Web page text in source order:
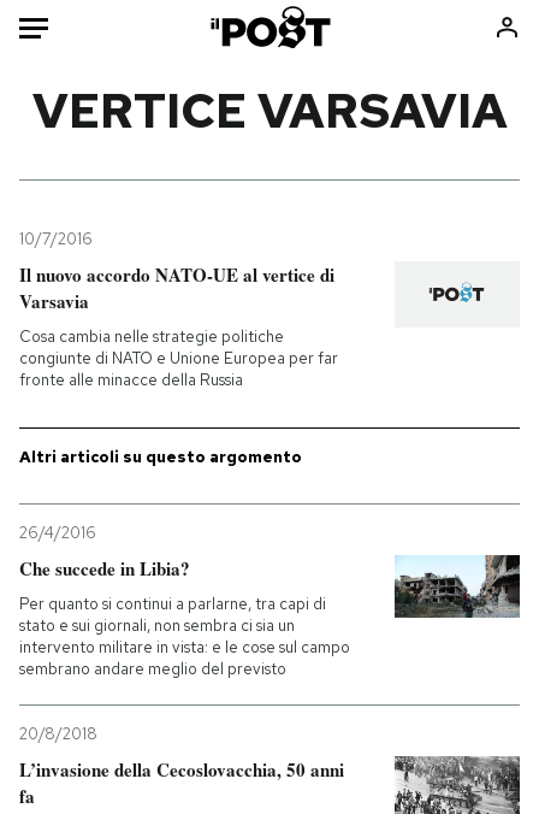
Mondo
Politica
Tecnologia
Internet
Scienza
Economia
Consumismi
NEWSLETTER
I MIEI PREFERITI
VERTICE VARSAVIA
10/7/2016
Il nuovo accordo NATO-UE al vertice di
Varsavia
Cosa cambia nelle strategie politiche
congiunte di NATO e Unione Europea per far
fronte alle minacce della Russia
Altri articoli su questo argomento
26/4/2016
Che succede in Libia?
Per quanto si continui a parlarne, tra capi di
stato e sui giornali, non sembra ci sia un
intervento militare in vista: e le cose sul campo
sembrano andare meglio del previsto
20/8/2018
L’invasione della Cecoslovacchia, 50 anni
fa